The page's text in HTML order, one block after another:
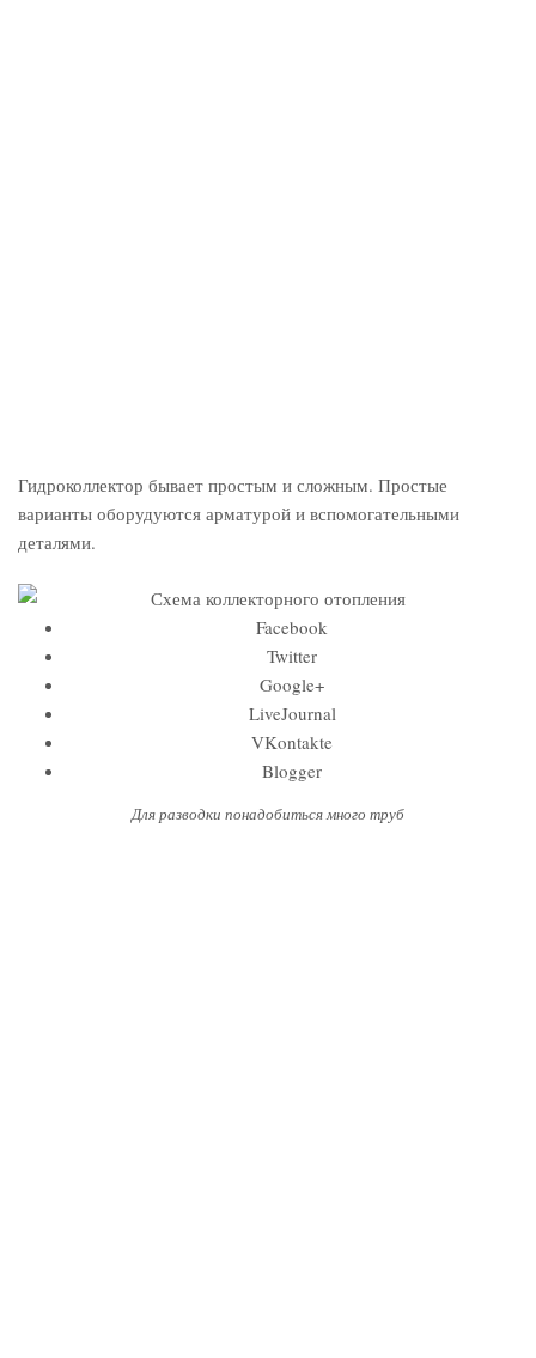
Гидроколлектор бывает простым и сложным. Простые
варианты оборудуются арматурой и вспомогательными
деталями.
Facebook
Twitter
Google+
LiveJournal
VKontakte
Blogger
Для разводки понадобиться много труб